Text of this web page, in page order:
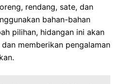
rendang, sate, dan
bahan-bahan
pilihan, hidangan ini akan
memberikan pengalaman